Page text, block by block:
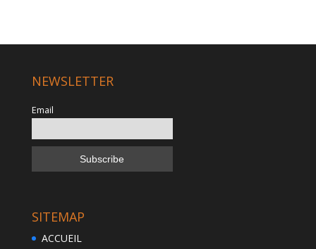
NEWSLETTER
Email
SITEMAP
ACCUEIL